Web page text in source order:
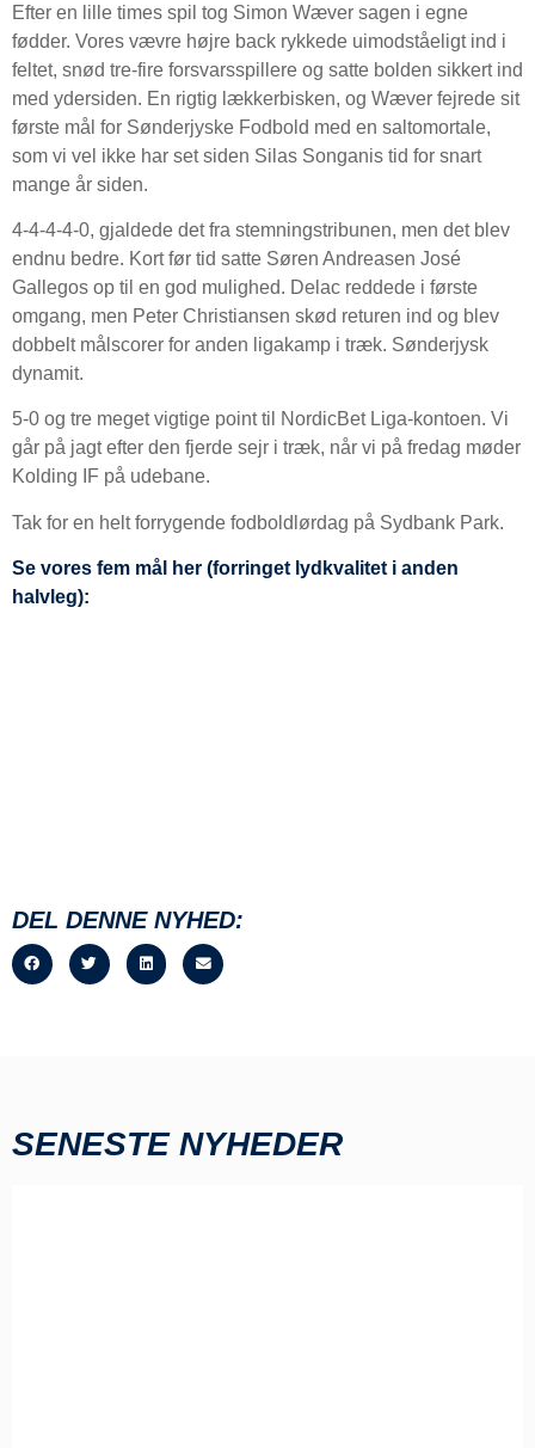
Efter en lille times spil tog Simon Wæver sagen i egne
fødder. Vores vævre højre back rykkede uimodståeligt ind i
feltet, snød tre-fire forsvarsspillere og satte bolden sikkert ind
med ydersiden. En rigtig lækkerbisken, og Wæver fejrede sit
første mål for Sønderjyske Fodbold med en saltomortale,
som vi vel ikke har set siden Silas Songanis tid for snart
mange år siden.
4-4-4-4-0, gjaldede det fra stemningstribunen, men det blev
endnu bedre. Kort før tid satte Søren Andreasen José
Gallegos op til en god mulighed. Delac reddede i første
omgang, men Peter Christiansen skød returen ind og blev
dobbelt målscorer for anden ligakamp i træk. Sønderjysk
dynamit.
5-0 og tre meget vigtige point til NordicBet Liga-kontoen. Vi
går på jagt efter den fjerde sejr i træk, når vi på fredag møder
Kolding IF på udebane.
Tak for en helt forrygende fodboldlørdag på Sydbank Park.
Se vores fem mål her (forringet lydkvalitet i anden
halvleg):
DEL DENNE NYHED:
SENESTE NYHEDER